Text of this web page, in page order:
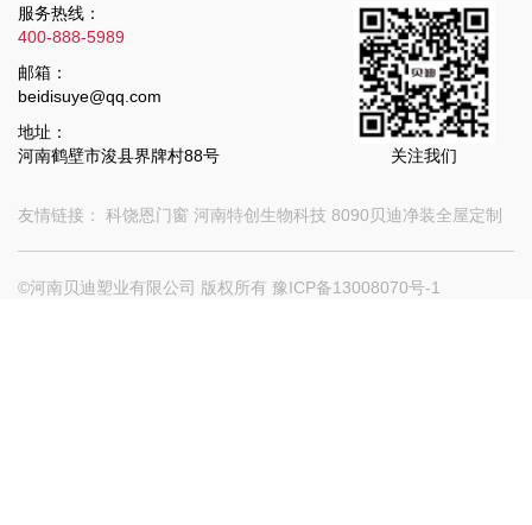
服务热线：
400-888-5989
邮箱：
beidisuye@qq.com
地址：
河南鹤壁市浚县界牌村88号
关注我们
友情链接： 科饶恩门窗 河南特创生物科技 8090贝迪净装全屋定制
©河南贝迪塑业有限公司 版权所有 豫ICP备13008070号-1